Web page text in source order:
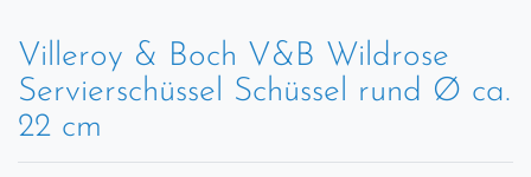
Villeroy & Boch V&B Wildrose
Servierschüssel Schüssel rund Ø ca.
22 cm